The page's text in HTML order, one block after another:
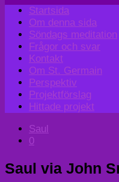
Startsida
Om denna sida
Söndags meditation
Frågor och svar
Kontakt
Om St. Germain
Perspektiv
Projektförslag
Hittade projekt
Saul
0
Saul via John